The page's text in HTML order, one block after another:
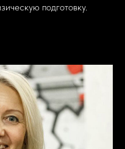
подготовку.